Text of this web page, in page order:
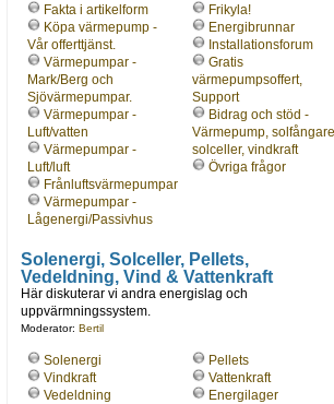
Fakta i artikelform
Köpa värmepump -
Vår offerttjänst.
Värmepumpar -
Mark/Berg och
Sjövärmepumpar.
Värmepumpar -
Luft/vatten
Värmepumpar -
Luft/luft
Frånluftsvärmepumpar
Värmepumpar -
Lågenergi/Passivhus
Frikyla!
Energibrunnar
Installationsforum
Gratis
värmepumpsoffert,
Support
Bidrag och stöd -
Värmepump, solfångare,
solceller, vindkraft
Övriga frågor
Solenergi, Solceller, Pellets,
Vedeldning, Vind & Vattenkraft
Här diskuterar vi andra energislag och
uppvärmningssystem.
Moderator: Bertil
Solenergi
Vindkraft
Vedeldning
Pellets
Vattenkraft
Energilager